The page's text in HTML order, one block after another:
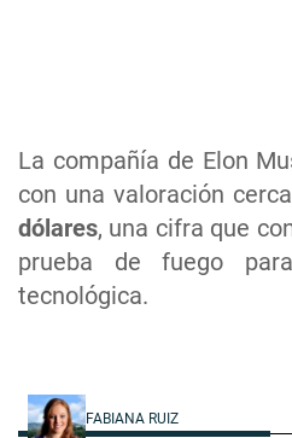
La compañía de Elon
con una valoración
dólares, una cifra que
prueba de fuego
tecnológica.
FABIANA RUIZ